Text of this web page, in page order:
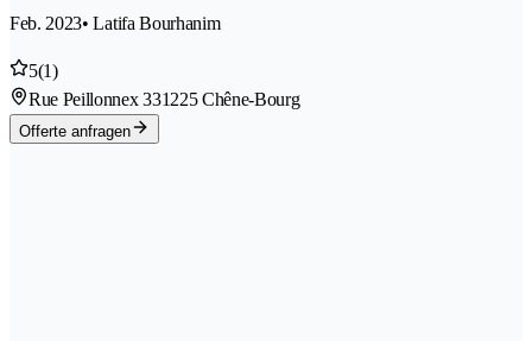
Feb. 2023• Latifa Bourhanim
5(1)
Rue Peillonnex 331225 Chêne-Bourg
Offerte anfragen